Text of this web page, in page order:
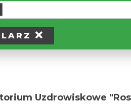
Uzdrowiskowe